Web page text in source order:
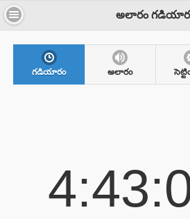
అలారం
గడియారం అలారం